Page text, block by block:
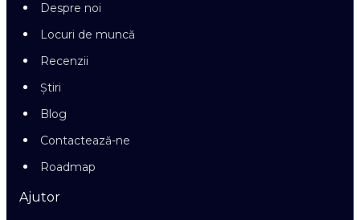
Despre noi
Locuri de muncă
Recenzii
Știri
Blog
Contactează-ne
Roadmap
Ajutor